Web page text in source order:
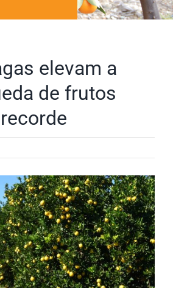
elevam a
de frutos